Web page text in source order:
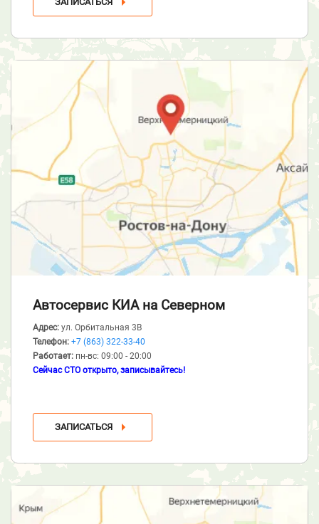
Автосервис КИА на Северном
Адрес: ул. Орбитальная 3В
Телефон: +7 (863) 322-33-40
Работает: пн-вс: 09:00 - 20:00
Сейчас СТО открыто, записывайтесь!
ЗАПИСАТЬСЯ